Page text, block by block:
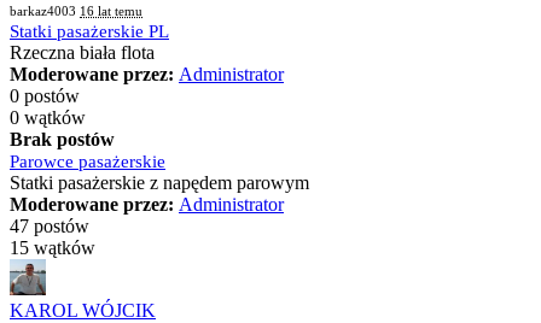
barkaz4003 16 lat temu
Statki pasażerskie PL
Rzeczna biała flota
Moderowane przez: Administrator
0 postów
0 wątków
Brak postów
Parowce pasażerskie
Statki pasażerskie z napędem parowym
Moderowane przez: Administrator
47 postów
15 wątków
KAROL WÓJCIK